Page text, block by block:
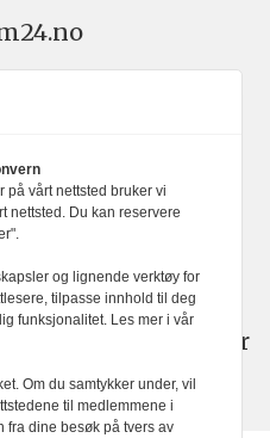
Vær Varsom-
presseskikk. Her
arbeid.
på vårt nettsted bruker vi
nettsted. Du kan reservere
og lignende verktøy for
tilpasse innhold til deg
funksjonalitet. Les mer i vår
Om du samtykker under, vil
til medlemmene i
fra dine besøk på tvers av